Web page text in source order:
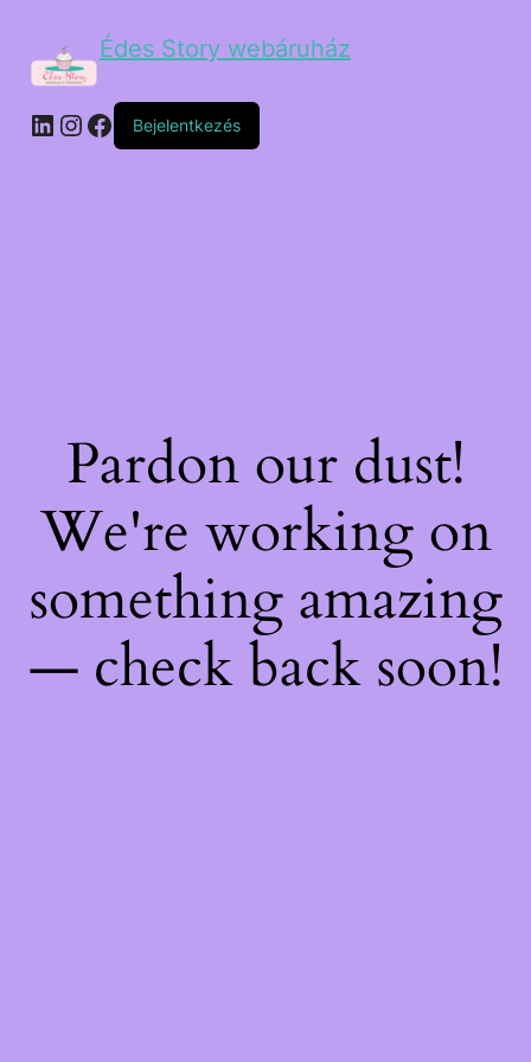
Édes Story webáruház
Bejelentkezés
Pardon our dust!
We're working on
something amazing
— check back soon!